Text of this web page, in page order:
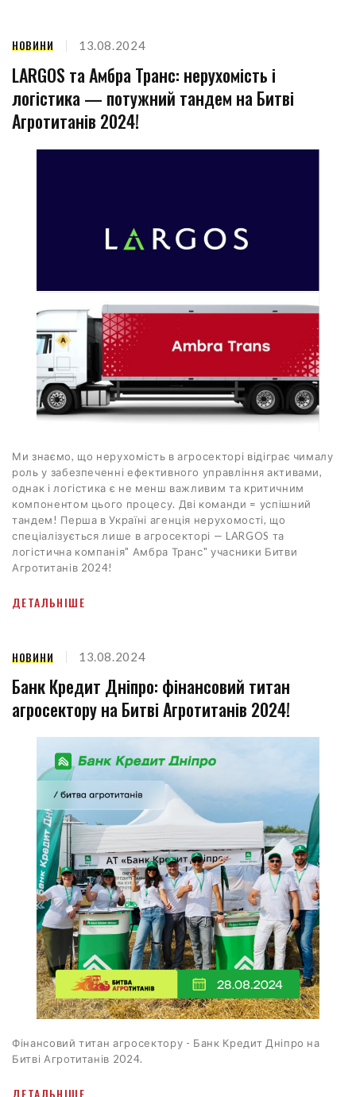
НОВИНИ 13.08.2024
LARGOS та Амбра Транс: нерухомість і
логістика — потужний тандем на Битві
Агротитанів 2024!
Ми знаємо, що нерухомість в агросекторі відіграє чималу
роль у забезпеченні ефективного управління активами,
однак і логістика є не менш важливим та критичним
компонентом цього процесу. Дві команди = успішний
тандем! Перша в Україні агенція нерухомості, що
спеціалізується лише в агросекторі — LARGOS та
логістична компанія" Амбра Транс" учасники Битви
Агротитанів 2024!
ДЕТАЛЬНІШЕ
НОВИНИ 13.08.2024
Банк Кредит Дніпро: фінансовий титан
агросектору на Битві Агротитанів 2024!
Фінансовий титан агросектору - Банк Кредит Дніпро на
Битві Агротитанів 2024.